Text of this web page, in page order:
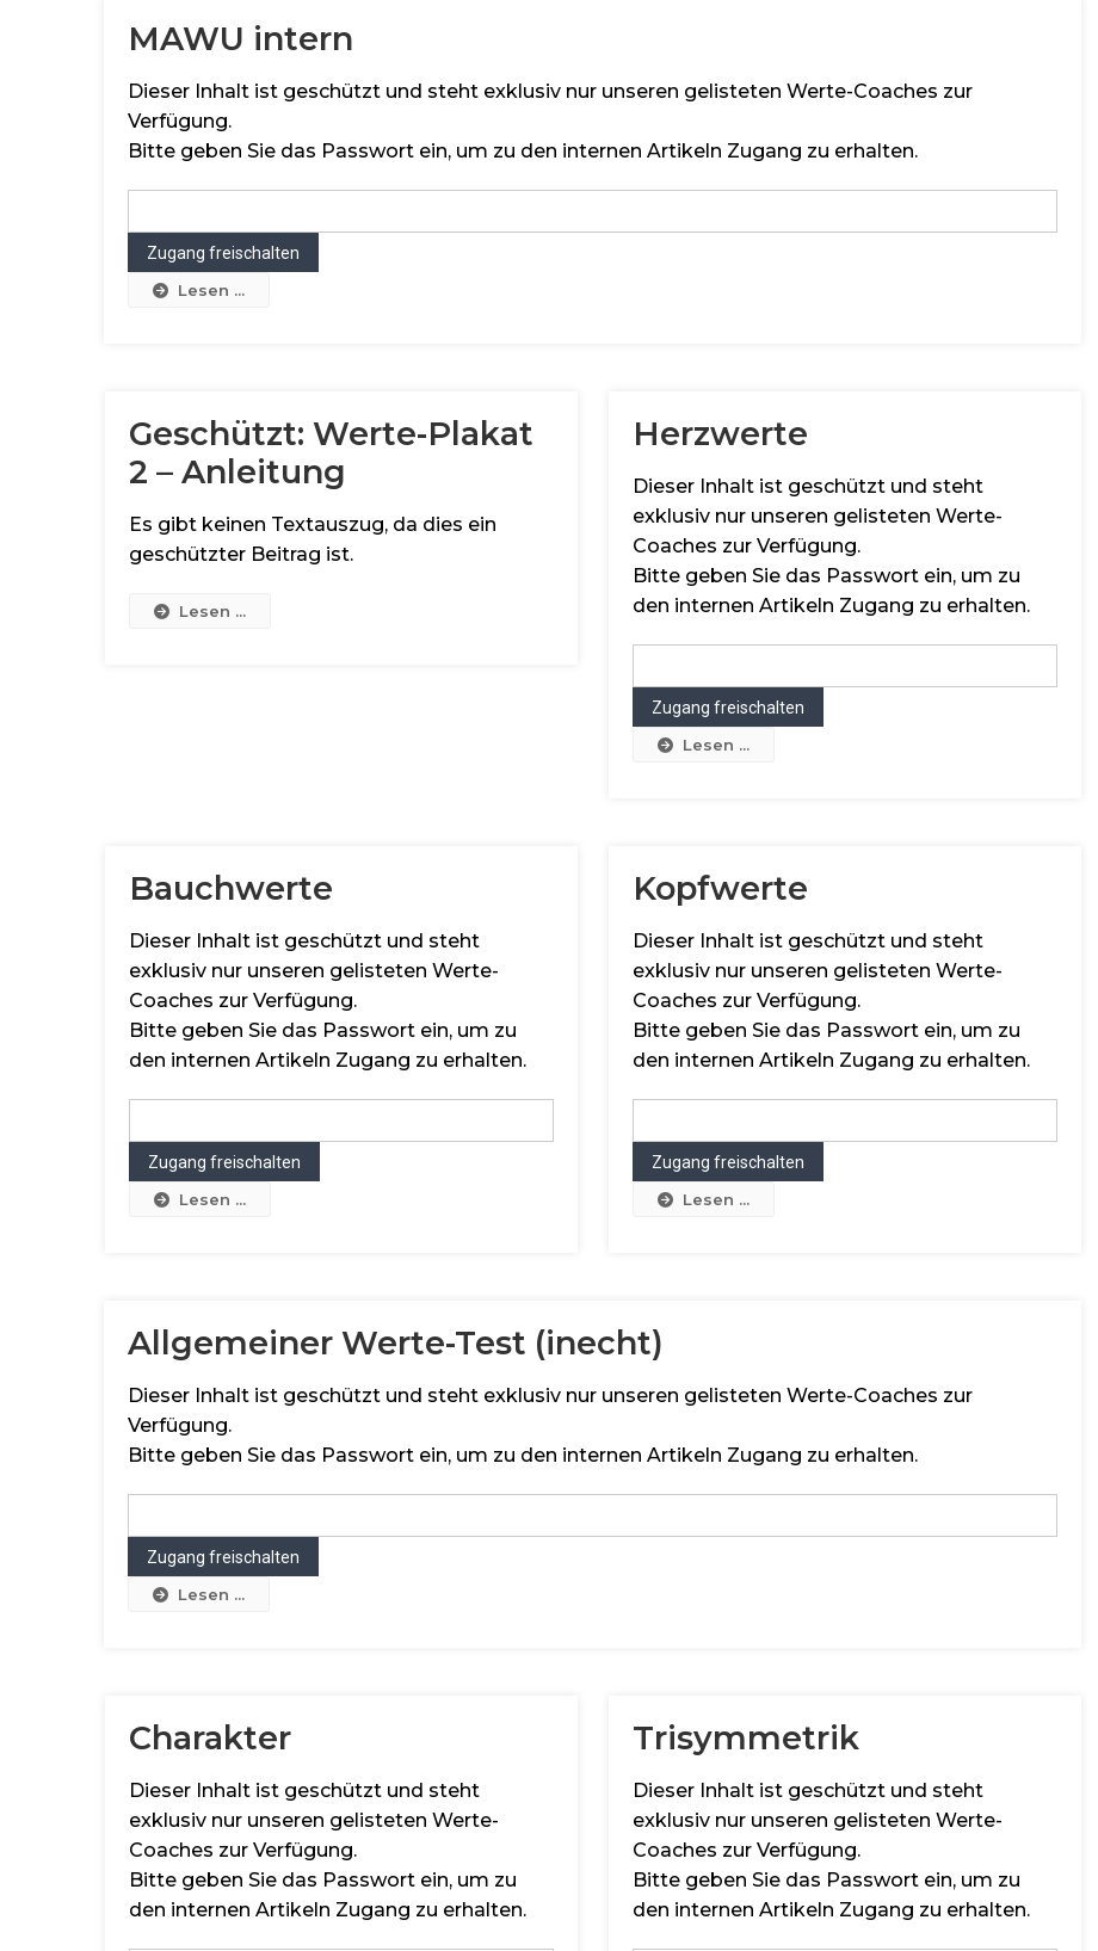
MAWU intern
Dieser Inhalt ist geschützt und steht exklusiv nur unseren gelisteten Werte-Coaches zur
Verfügung.
Bitte geben Sie das Passwort ein, um zu den internen Artikeln Zugang zu erhalten.
Lesen ...
Geschützt: Werte-Plakat
2 – Anleitung
Es gibt keinen Textauszug, da dies ein
geschützter Beitrag ist.
Lesen ...
Herzwerte
Dieser Inhalt ist geschützt und steht
exklusiv nur unseren gelisteten Werte-
Coaches zur Verfügung.
Bitte geben Sie das Passwort ein, um zu
den internen Artikeln Zugang zu erhalten.
Lesen ...
Bauchwerte
Dieser Inhalt ist geschützt und steht
exklusiv nur unseren gelisteten Werte-
Coaches zur Verfügung.
Bitte geben Sie das Passwort ein, um zu
den internen Artikeln Zugang zu erhalten.
Lesen ...
Kopfwerte
Dieser Inhalt ist geschützt und steht
exklusiv nur unseren gelisteten Werte-
Coaches zur Verfügung.
Bitte geben Sie das Passwort ein, um zu
den internen Artikeln Zugang zu erhalten.
Lesen ...
Allgemeiner Werte-Test (inecht)
Dieser Inhalt ist geschützt und steht exklusiv nur unseren gelisteten Werte-Coaches zur
Verfügung.
Bitte geben Sie das Passwort ein, um zu den internen Artikeln Zugang zu erhalten.
Lesen ...
Charakter
Dieser Inhalt ist geschützt und steht
exklusiv nur unseren gelisteten Werte-
Coaches zur Verfügung.
Bitte geben Sie das Passwort ein, um zu
den internen Artikeln Zugang zu erhalten.
Trisymmetrik
Dieser Inhalt ist geschützt und steht
exklusiv nur unseren gelisteten Werte-
Coaches zur Verfügung.
Bitte geben Sie das Passwort ein, um zu
den internen Artikeln Zugang zu erhalten.